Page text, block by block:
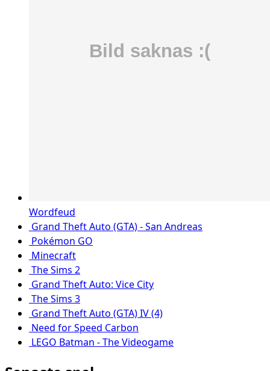
Wordfeud
Grand Theft Auto (GTA) - San Andreas
Pokémon GO
Minecraft
The Sims 2
Grand Theft Auto: Vice City
The Sims 3
Grand Theft Auto (GTA) IV (4)
Need for Speed Carbon
LEGO Batman - The Videogame